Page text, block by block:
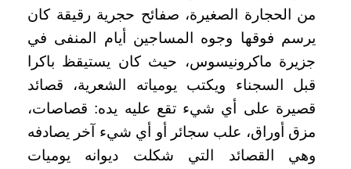
من الحجارة الصغيرة، صفائح حجرية رقيقة كان
يرسم فوقها وجوه المساجين أيام المنفى في
جزيرة ماكرونيسوس، حيث كان يستيقظ باكرا
قبل السجناء ويكتب يومياته الشعرية، قصائد
قصيرة على أي شيء تقع عليه يده: قصاصات،
مزق أوراق، علب سجائر أو أي شيء آخر يصادفه
وهي القصائد التي شكلت ديوانه يوميات